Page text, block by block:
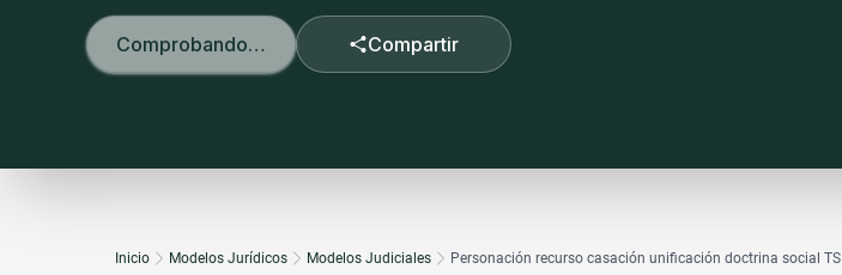
Comprobando… Compartir
Inicio Modelos Jurídicos Modelos Judiciales Personación recurso casación unificación doctrina social TS